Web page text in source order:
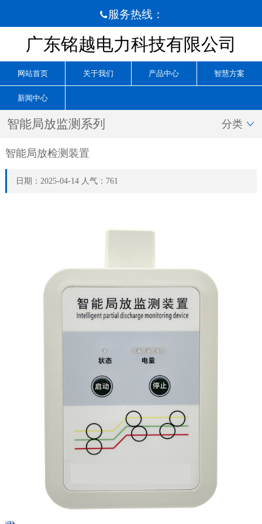
服务热线：
广东铭越电力科技有限公司
网站首页 关于我们 产品中心 智慧方案
新闻中心
智能局放监测系列 分类 
智能局放检测装置
日期：2025-04-14 人气：761